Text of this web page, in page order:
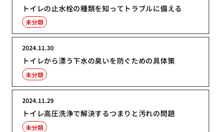
トイレの止水栓の種類を知ってトラブルに備える
未分類
トイレから漂う下水の臭いを防ぐための具体策
2024.11.30
未分類
トイレ高圧洗浄で解決するつまりと汚れの問題
2024.11.29
未分類